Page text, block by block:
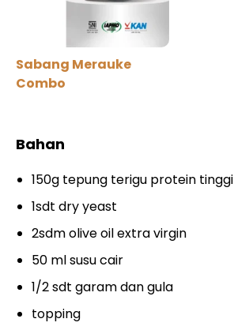
Sabang Merauke
Combo
Bahan
150g tepung terigu protein tinggi
1sdt dry yeast
2sdm olive oil extra virgin
50 ml susu cair
1/2 sdt garam dan gula
topping